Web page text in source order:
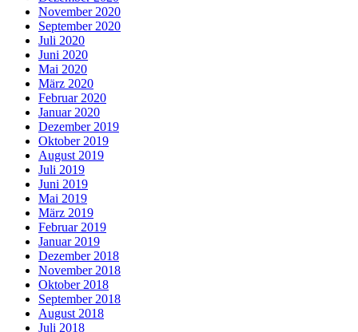
November 2020
September 2020
Juli 2020
Juni 2020
Mai 2020
März 2020
Februar 2020
Januar 2020
Dezember 2019
Oktober 2019
August 2019
Juli 2019
Juni 2019
Mai 2019
März 2019
Februar 2019
Januar 2019
Dezember 2018
November 2018
Oktober 2018
September 2018
August 2018
Juli 2018